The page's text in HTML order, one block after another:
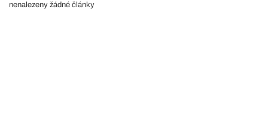
nenalezeny žádné články